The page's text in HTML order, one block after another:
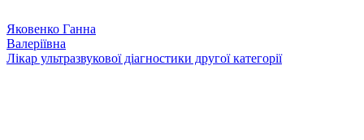
Яковенко Ганна
Валеріївна
Лікар ультразвукової діагностики другої категорії